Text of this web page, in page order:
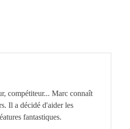
compétiteur... Marc connaît
Il a décidé d'aider les
fantastiques.